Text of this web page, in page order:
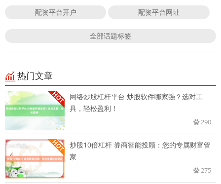
配资平台开户 配资平台网址
全部话题标签
热门文章
网络炒股杠杆平台 炒股软件哪家强？选对工
具，轻松盈利！
290
炒股10倍杠杆 券商智能投顾：您的专属财富管
家
275